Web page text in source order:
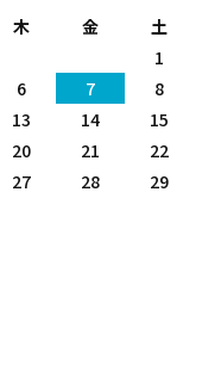
木 金 土
1
6 7
8
13 14
15
20 21
22
27 28
29